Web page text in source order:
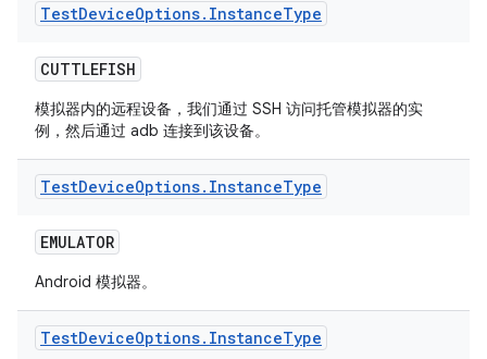
TestDeviceOptions. InstanceType
CUTTLEFISH
模拟器内的远程设备，我们通过 SSH 访问托管模拟器的实
例，然后通过 adb 连接到该设备。
TestDeviceOptions. InstanceType
EMULATOR
Android 模拟器。
TestDeviceOptions. InstanceType